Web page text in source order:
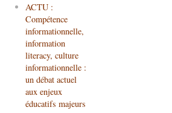
ACTU :
Compétence
informationnelle,
information
literacy, culture
informationnelle :
un débat actuel
aux enjeux
éducatifs majeurs